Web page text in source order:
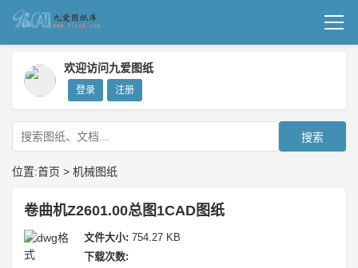
机械图纸
成套图纸
技术文档
我要上传
欢迎访问九爱图纸
登录 注册
搜索
位置:首页 > 机械图纸
卷曲机Z2601.00总图1CAD图纸
文件大小: 754.27 KB
下载次数: